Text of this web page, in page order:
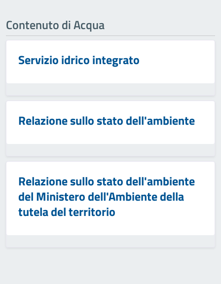
Contenuto di Acqua
Servizio idrico integrato
Relazione sullo stato dell'ambiente
Relazione sullo stato dell'ambiente
del Ministero dell'Ambiente della
tutela del territorio